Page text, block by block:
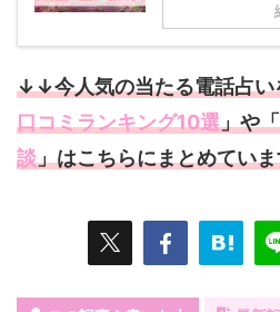
↓↓今人気の当たる電話占い
口コミランキング10選」や「
談」はこちらにまとめてい